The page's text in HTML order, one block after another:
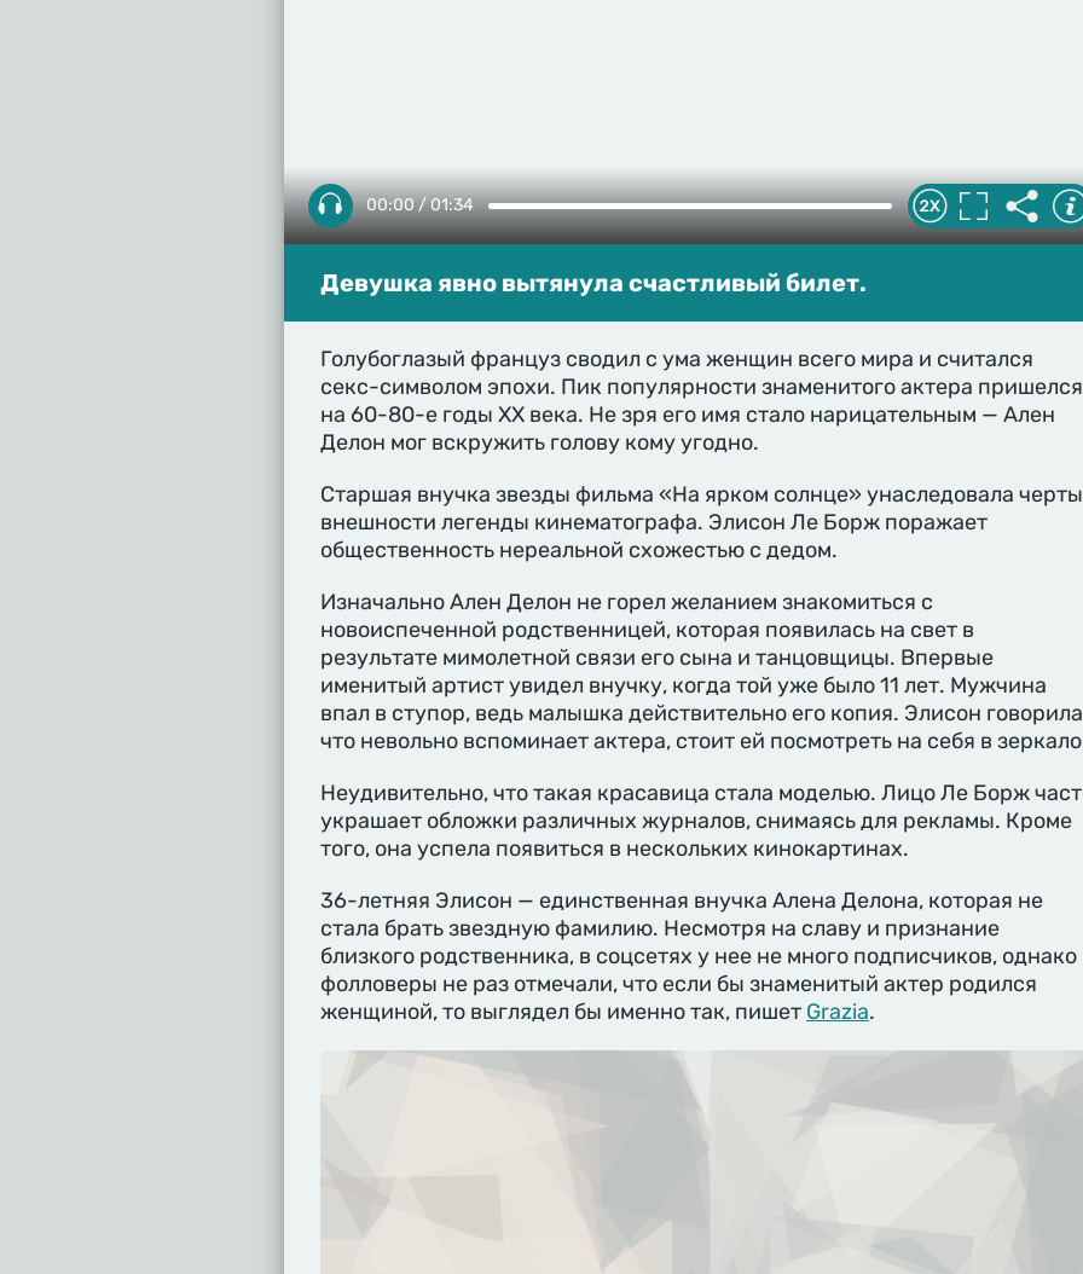
00:00 / 01:34
Девушка явно вытянула счастливый билет.
Голубоглазый француз сводил с ума женщин всего мира и считался
секс-символом эпохи. Пик популярности знаменитого актера пришелся
на 60-80-е годы XX века. Не зря его имя стало нарицательным — Ален
Делон мог вскружить голову кому угодно.
Старшая внучка звезды фильма «На ярком солнце» унаследовала черты
внешности легенды кинематографа. Элисон Ле Борж поражает
общественность нереальной схожестью с дедом.
Изначально Ален Делон не горел желанием знакомиться с
новоиспеченной родственницей, которая появилась на свет в
результате мимолетной связи его сына и танцовщицы. Впервые
именитый артист увидел внучку, когда той уже было 11 лет. Мужчина
впал в ступор, ведь малышка действительно его копия. Элисон
что невольно вспоминает актера, стоит ей посмотреть на себя в
Неудивительно, что такая красавица стала моделью. Лицо Ле Борж
украшает обложки различных журналов, снимаясь для рекламы. Кроме
того, она успела появиться в нескольких кинокартинах.
36-летняя Элисон — единственная внучка Алена Делона, которая не
стала брать звездную фамилию. Несмотря на славу и признание
близкого родственника, в соцсетях у нее не много подписчиков, однако
фолловеры не раз отмечали, что если бы знаменитый актер родился
женщиной, то выглядел бы именно так, пишет Grazia.